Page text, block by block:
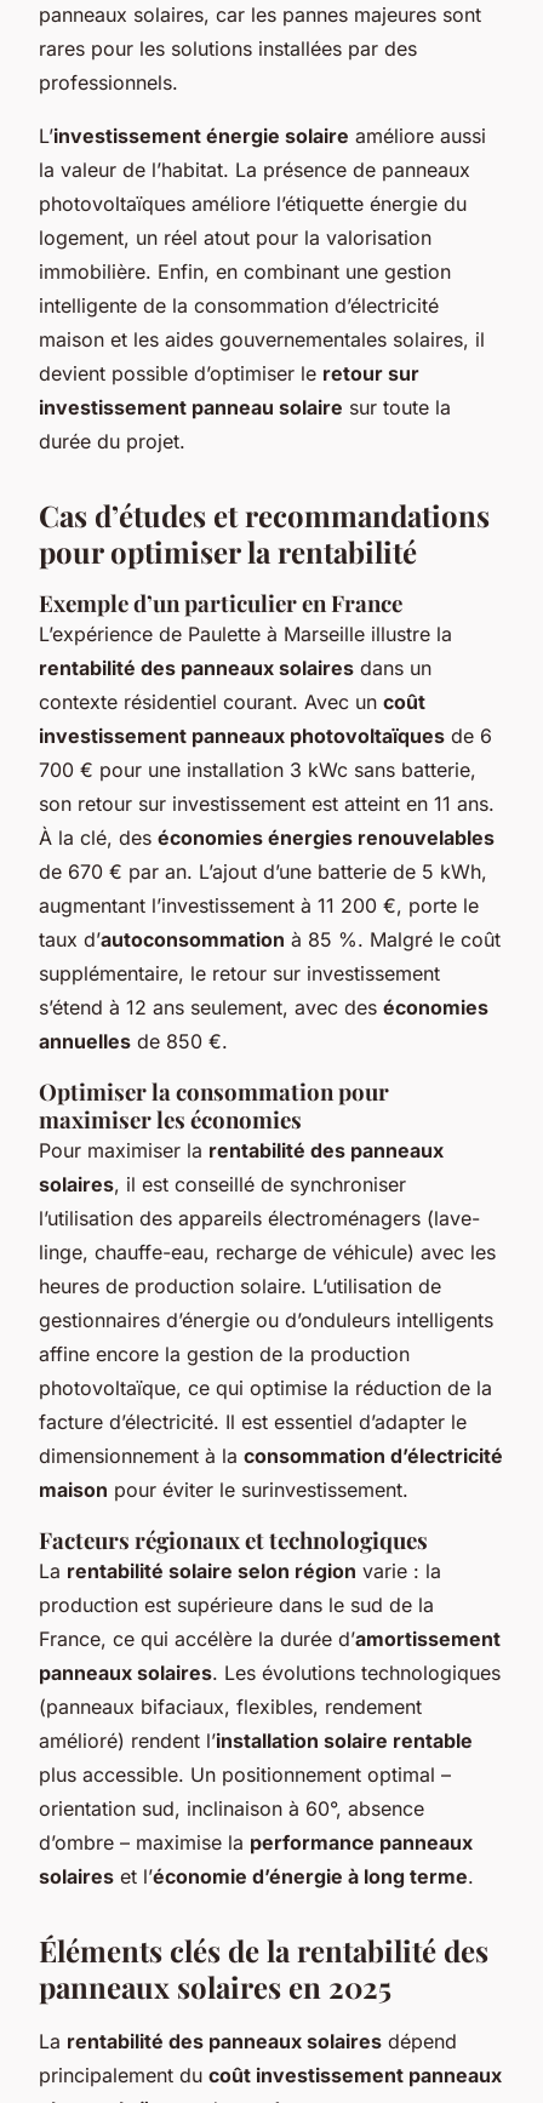
panneaux solaires, car les pannes majeures sont
rares pour les solutions installées par des
professionnels.
L’investissement énergie solaire améliore aussi
la valeur de l’habitat. La présence de panneaux
photovoltaïques améliore l’étiquette énergie du
logement, un réel atout pour la valorisation
immobilière. Enfin, en combinant une gestion
intelligente de la consommation d’électricité
maison et les aides gouvernementales solaires, il
devient possible d’optimiser le retour sur
investissement panneau solaire sur toute la
durée du projet.
Cas d’études et recommandations
pour optimiser la rentabilité
Exemple d’un particulier en France
L’expérience de Paulette à Marseille illustre la
rentabilité des panneaux solaires dans un
contexte résidentiel courant. Avec un coût
investissement panneaux photovoltaïques de 6
700 € pour une installation 3 kWc sans batterie,
son retour sur investissement est atteint en 11 ans.
À la clé, des économies énergies renouvelables
de 670 € par an. L’ajout d’une batterie de 5 kWh,
augmentant l’investissement à 11 200 €, porte le
taux d’autoconsommation à 85 %. Malgré le coût
supplémentaire, le retour sur investissement
s’étend à 12 ans seulement, avec des économies
annuelles de 850 €.
Optimiser la consommation pour
maximiser les économies
Pour maximiser la rentabilité des panneaux
solaires, il est conseillé de synchroniser
l’utilisation des appareils électroménagers (lave-
linge, chauffe-eau, recharge de véhicule) avec les
heures de production solaire. L’utilisation de
gestionnaires d’énergie ou d’onduleurs intelligents
affine encore la gestion de la production
photovoltaïque, ce qui optimise la réduction de la
facture d’électricité. Il est essentiel d’adapter le
dimensionnement à la consommation d’électricité
maison pour éviter le surinvestissement.
Facteurs régionaux et technologiques
La rentabilité solaire selon région varie : la
production est supérieure dans le sud de la
France, ce qui accélère la durée d’amortissement
panneaux solaires. Les évolutions technologiques
(panneaux bifaciaux, flexibles, rendement
amélioré) rendent l’installation solaire rentable
plus accessible. Un positionnement optimal –
orientation sud, inclinaison à 60°, absence
d’ombre – maximise la performance panneaux
solaires et l’économie d’énergie à long terme.
Éléments clés de la rentabilité des
panneaux solaires en 2025
La rentabilité des panneaux solaires dépend
principalement du coût investissement panneaux